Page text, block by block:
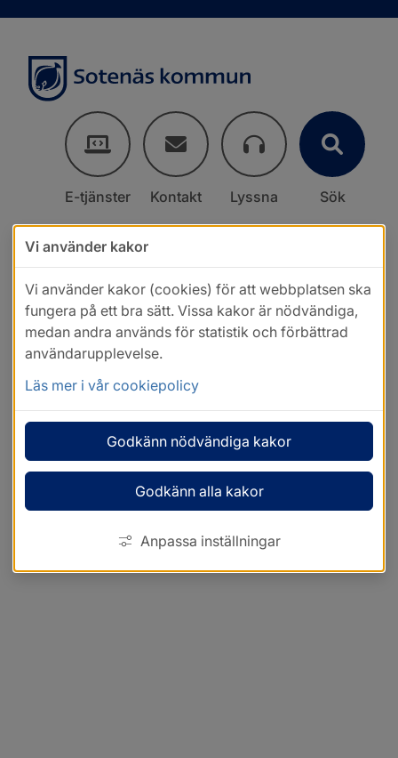
E-tjänster Kontakt Lyssna Sök
Vi använder kakor
Vi använder kakor (cookies) för att webbplatsen ska
fungera på ett bra sätt. Vissa kakor är nödvändiga,
medan andra används för statistik och förbättrad
användarupplevelse.
Läs mer i vår cookiepolicy
Godkänn nödvändiga kakor
Godkänn alla kakor
Anpassa inställningar